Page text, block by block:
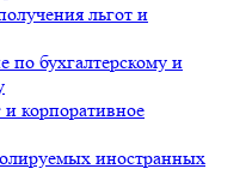
льгот и
по бухгалтерскому и
корпоративное
иностранных